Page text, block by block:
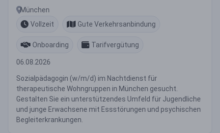
München
Vollzeit
Gute Verkehrsanbindung
Onboarding Tarifvergütung
06.08.2026
Sozialpädagogin (w/m/d) im Nachtdienst für
therapeutische Wohngruppen in München gesucht.
Gestalten Sie ein unterstützendes Umfeld für Jugendliche
und junge Erwachsene mit Essstörungen und psychischen
Begleiterkrankungen.